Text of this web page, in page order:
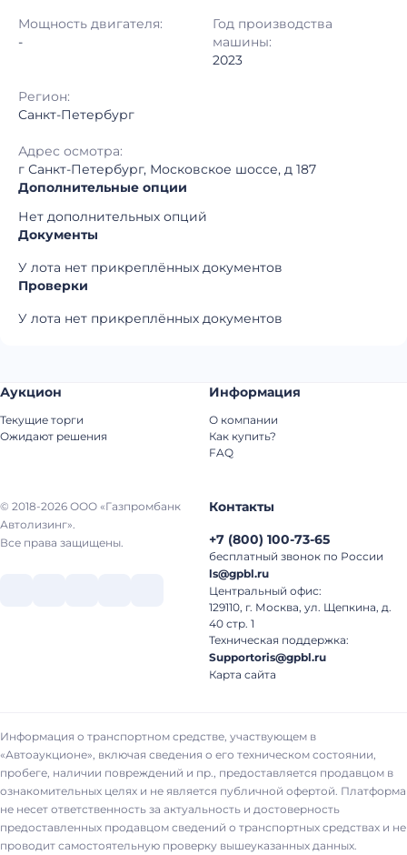
Регион: Санкт-Петербург
Мощность двигателя:
-
Год производства
машины:
2023
Регион:
Санкт-Петербург
Адрес осмотра:
г Санкт-Петербург, Московское шоссе, д 187
Дополнительные опции
Нет дополнительных опций
Документы
У лота нет прикреплённых документов
Проверки
У лота нет прикреплённых документов
© 2018-2026 ООО «Газпромбанк
Автолизинг».
Все права защищены.
Аукцион
Текущие торги
Ожидают решения
Информация
О компании
Как купить?
FAQ
Контакты
+7 (800) 100-73-65
бесплатный звонок по России
ls@gpbl.ru
Центральный офис:
129110, г. Москва, ул. Щепкина, д.
40 стр. 1
Техническая поддержка:
Supportoris@gpbl.ru
Карта сайта
Информация о транспортном средстве, участвующем в
«Автоаукционе», включая сведения о его техническом состоянии,
пробеге, наличии повреждений и пр., предоставляется продавцом в
ознакомительных целях и не является публичной офертой. Платформа
не несет ответственность за актуальность и достоверность
предоставленных продавцом сведений о транспортных средствах и не
проводит самостоятельную проверку вышеуказанных данных.